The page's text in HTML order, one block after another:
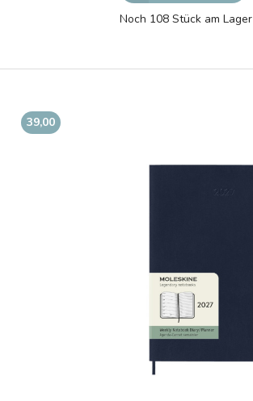
Noch 108 Stück am Lager
39,00